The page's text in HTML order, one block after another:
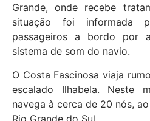
Grande, onde recebe
situação foi informada
passageiros a bordo por
sistema de som do navio.
O Costa Fascinosa viaja
escalado Ilhabela. Neste
navega à cerca de 20 nós,
Rio Grande do Sul.